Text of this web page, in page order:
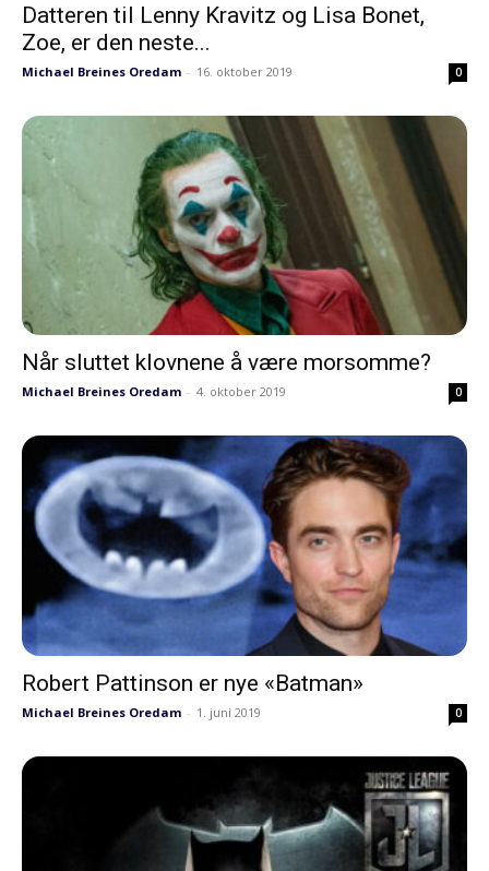
Datteren til Lenny Kravitz og Lisa Bonet,
Zoe, er den neste...
Michael Breines Oredam - 16. oktober 2019 0
Når sluttet klovnene å være morsomme?
Michael Breines Oredam - 4. oktober 2019 0
Robert Pattinson er nye «Batman»
Michael Breines Oredam - 1. juni 2019 0